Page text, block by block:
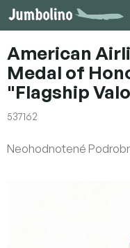
Prejsť
na
American
Medal of
"Flagship
537162
Priemerné
Neohodnotené